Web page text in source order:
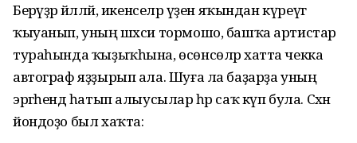
Берәүҙәр йәлләй, икенселәр үҙен яҡындан күреүгә
ҡыуанып, уның шәхси тормошо, башҡа артистар
тураһында ҡыҙыҡһына, өсөнсөләр хатта чекка
автограф яҙҙырып ала. Шуға ла баҙарҙа уның
эргәһендә һатып алыусылар һәр саҡ күп була. Сәхнә
йондоҙо был хаҡта: